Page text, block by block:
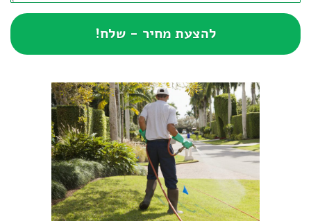
להצעת מחיר - שלח!